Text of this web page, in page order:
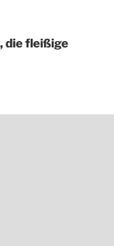
die fleißige